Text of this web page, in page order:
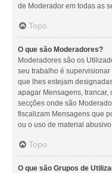
de Moderador em todas as
Topo
O que são Moderadores?
Moderadores são os
seu trabalho é
que lhes estejam
apagar Mensagens, trancar,
secções onde são
fiscalizam Mensagens que
ou o uso de material
Topo
O que são Grupos de